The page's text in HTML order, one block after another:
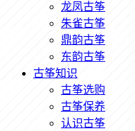
龙凤古筝
朱雀古筝
鼎韵古筝
东韵古筝
古筝知识
古筝选购
古筝保养
认识古筝